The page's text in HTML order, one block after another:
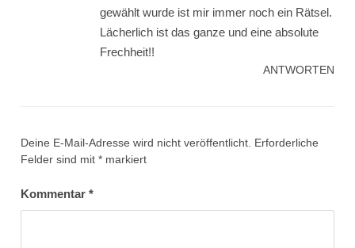
gewählt wurde ist mir immer noch ein Rätsel.
Lächerlich ist das ganze und eine absolute
Frechheit!!
ANTWORTEN
Deine E-Mail-Adresse wird nicht veröffentlicht. Erforderliche
Felder sind mit * markiert
Kommentar *